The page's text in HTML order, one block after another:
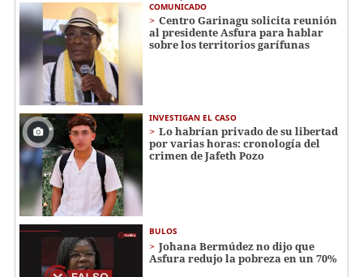
COMUNICADO
Centro Garinagu solicita reunión
al presidente Asfura para hablar
sobre los territorios garífunas
INVESTIGAN EL CASO
Lo habrían privado de su libertad
por varias horas: cronología del
crimen de Jafeth Pozo
BULOS
Johana Bermúdez no dijo que
Asfura redujo la pobreza en un 70%